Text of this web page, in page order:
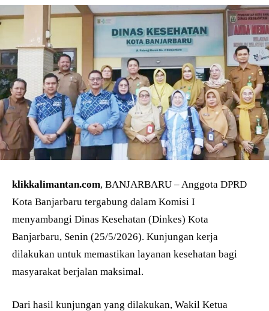
klikkalimantan.com, BANJARBARU – Anggota DPRD
Kota Banjarbaru tergabung dalam Komisi I
menyambangi Dinas Kesehatan (Dinkes) Kota
Banjarbaru, Senin (25/5/2026). Kunjungan kerja
dilakukan untuk memastikan layanan kesehatan bagi
masyarakat berjalan maksimal.
Dari hasil kunjungan yang dilakukan, Wakil Ketua